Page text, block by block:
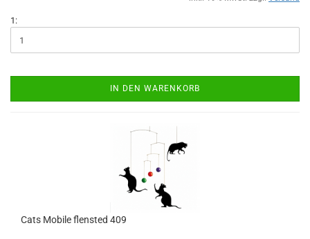
1:
IN DEN WARENKORB
Cats Mobile flensted 409